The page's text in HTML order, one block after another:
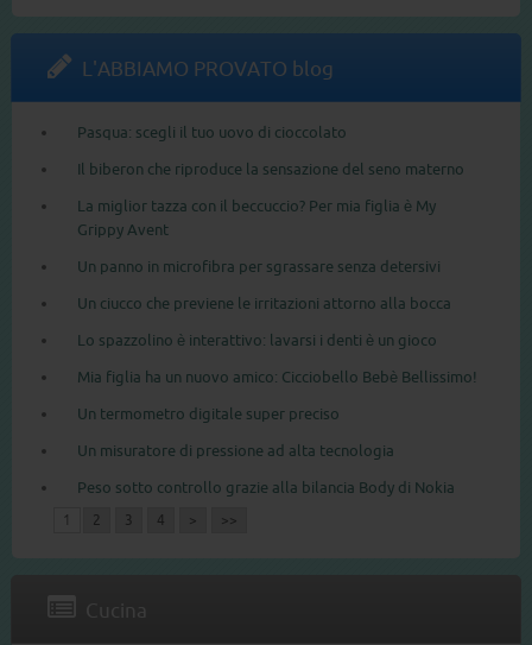
L'ABBIAMO PROVATO blog
Pasqua: scegli il tuo uovo di cioccolato
Il biberon che riproduce la sensazione del seno materno
La miglior tazza con il beccuccio? Per mia figlia è My
Grippy Avent
Un panno in microfibra per sgrassare senza detersivi
Un ciucco che previene le irritazioni attorno alla bocca
Lo spazzolino è interattivo: lavarsi i denti è un gioco
Mia figlia ha un nuovo amico: Cicciobello Bebè Bellissimo!
Un termometro digitale super preciso
Un misuratore di pressione ad alta tecnologia
Peso sotto controllo grazie alla bilancia Body di Nokia
1 2 3 4 > >>
Cucina